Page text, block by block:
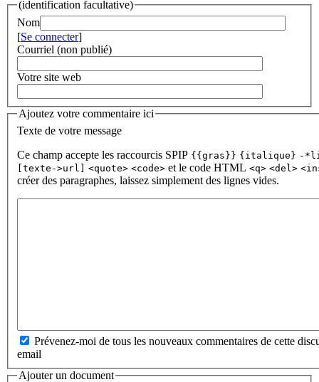
(identification facultative)
Nom
[Se connecter]
Courriel (non publié)
Votre site web
Ajoutez votre commentaire ici
Texte de votre message
Ce champ accepte les raccourcis SPIP {{gras}} {italique} -
[texte->url] <quote> <code> et le code HTML <q> <del>
créer des paragraphes, laissez simplement des lignes vides.
Prévenez-moi de tous les nouveaux commentaires de cette
email
Ajouter un document